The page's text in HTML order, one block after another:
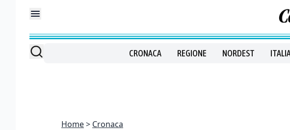
CRONACA REGIONE NORDEST
Home Cronaca